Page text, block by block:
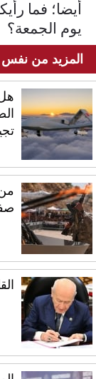
أيضا؛ فما
يوم الجمعة؟
المزيد من